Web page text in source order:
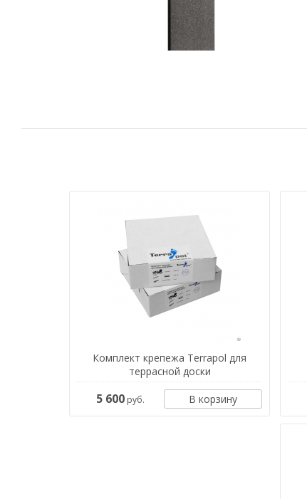
Комплект крепежа Terrapol для
террасной доски
5 600 руб. В корзину